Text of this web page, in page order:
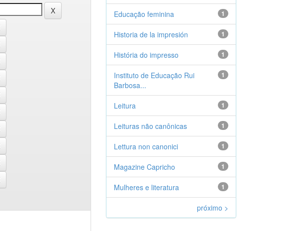
1
Educação feminina
1
Historia de la impresión
1
História do impresso
1
Instituto de Educação Rui
Barbosa...
1
Leitura
1
Leituras não canônicas
1
Lettura non canonici
1
Magazine Capricho
1
Mulheres e literatura
próximo >